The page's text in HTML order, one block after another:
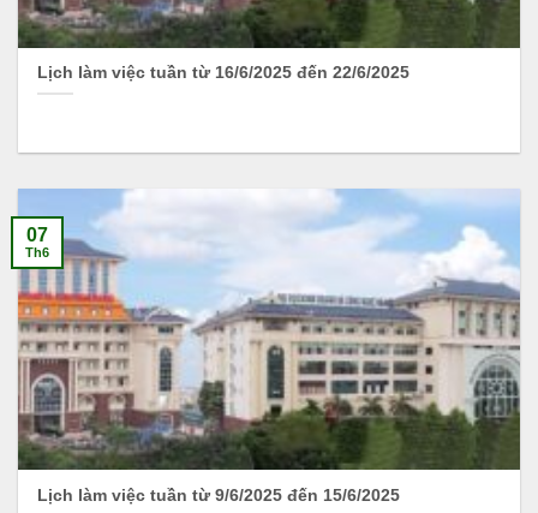
Lịch làm việc tuần từ 16/6/2025 đến 22/6/2025
Lịch làm việc tuần từ 9/6/2025 đến 15/6/2025
07
Th6